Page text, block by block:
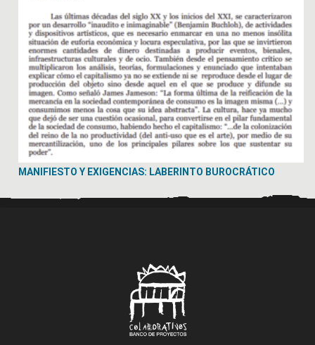
MANIFIESTO Y EXIGENCIAS: LABERINTO BUROCRÁTICO